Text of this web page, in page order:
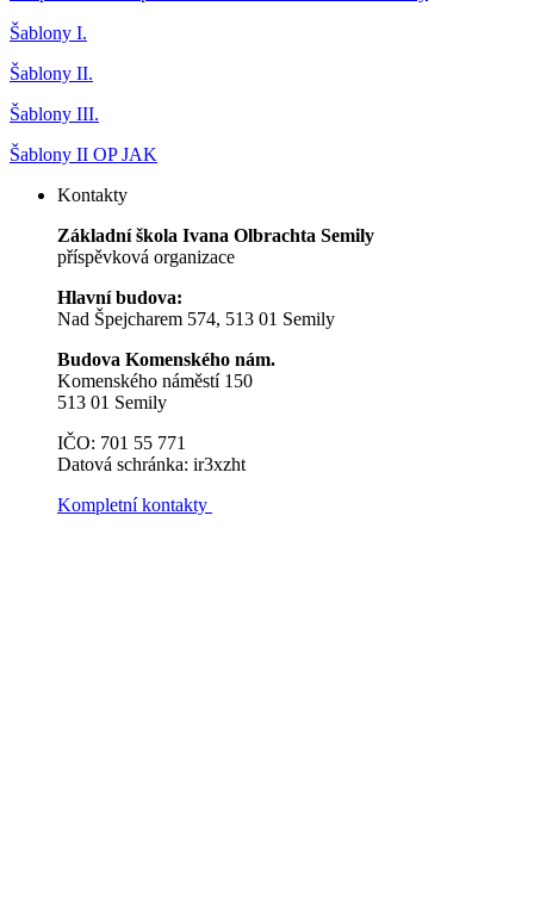
Šablony I.
Šablony II.
Šablony III.
Šablony II OP JAK
Kontakty
Základní škola Ivana Olbrachta Semily
příspěvková organizace
Hlavní budova:
Nad Špejcharem 574, 513 01 Semily
Budova Komenského nám.
Komenského náměstí 150
513 01 Semily
IČO: 701 55 771
Datová schránka: ir3xzht
Kompletní kontakty